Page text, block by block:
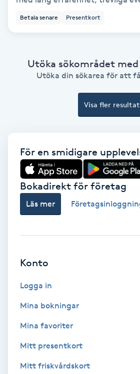
Balayage
Barnklippning
BIAB
Blowout
Brynfärgning
Brynplockning
Betala senare Presentkort
Utöka sökområdet
Utöka din sökarea för att
Visa fler resultat
För en smidigare
Bokadirekt för företag
Läs mer
Konto
Logga in
Mina bokningar
Mina favoriter
Mitt presentkort
Mitt friskvårdskort